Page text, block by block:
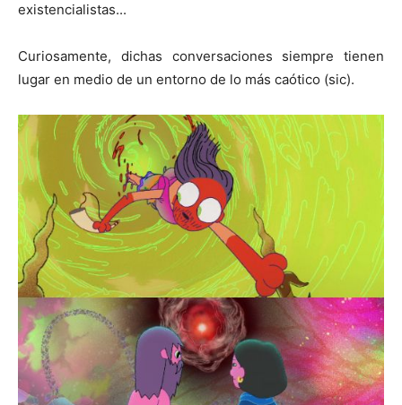
existencialistas...
Curiosamente, dichas conversaciones siempre tienen
lugar en medio de un entorno de lo más caótico (sic).